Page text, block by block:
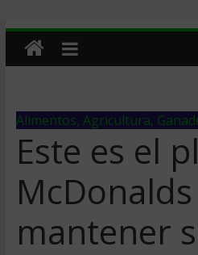
Alimentos, Agricultura,
Este es el
mantener